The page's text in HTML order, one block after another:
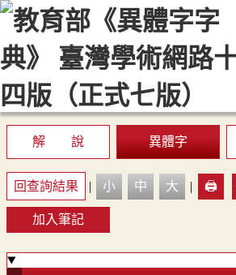
::: 最新消息 常見問題 編輯說明
顯示模式
網站導覽
解 說 異體字
回查詢結果 | 小 中 大 | 🖨️
加入筆記